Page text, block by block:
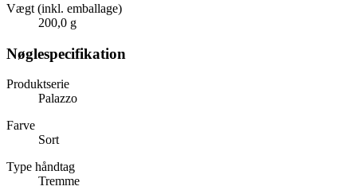
Vægt (inkl. emballage)
200,0 g
Nøglespecifikation
Produktserie
Palazzo
Farve
Sort
Type håndtag
Tremme